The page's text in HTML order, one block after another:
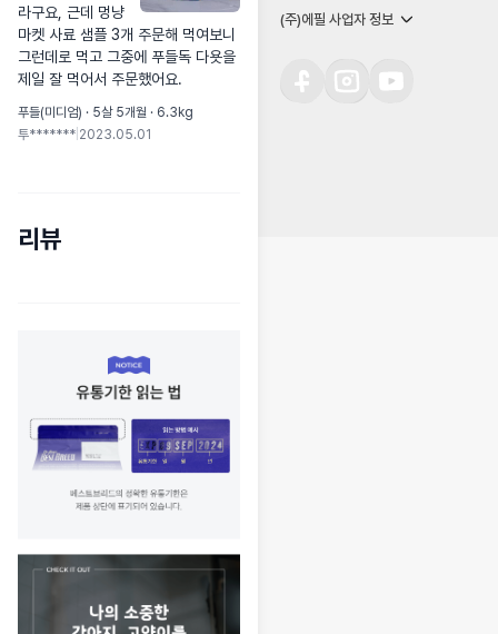
라구요, 근데 멍냥
마켓 사료 샘플 3개 주문해 먹여보니
그런데로 먹고 그중에 푸들독 다욧을
제일 잘 먹어서 주문했어요.
푸들(미디엄) · 5살 5개월 · 6.3kg
투******* 2023.05.01
리뷰
(주)에필 사업자 정보